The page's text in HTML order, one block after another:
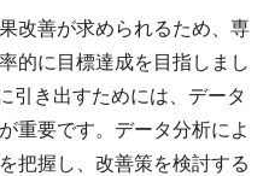
改善が求められるため、専
的に目標達成を目指しまし
引き出すためには、データ
重要です。データ分析によ
把握し、改善策を検討する